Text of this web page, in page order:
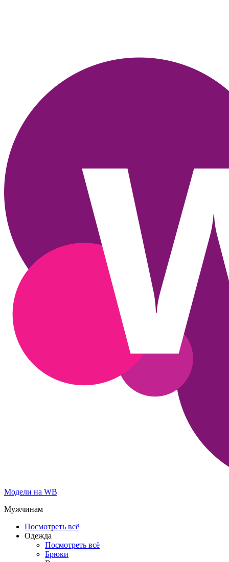
Модели на WB
Мужчинам
Посмотреть всё
Одежда
Посмотреть всё
Брюки